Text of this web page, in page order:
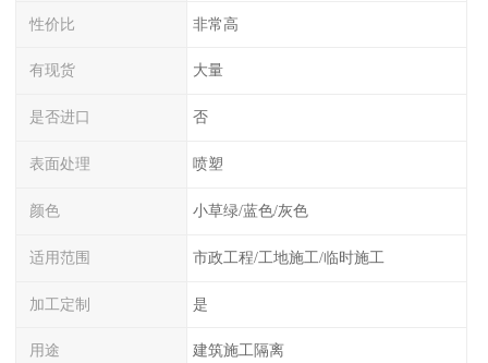
性价比 非常高
有现货 大量
是否进口 否
表面处理 喷塑
颜色 小草绿/蓝色/灰色
适用范围 市政工程/工地施工/临时施工
加工定制 是
用途 建筑施工隔离